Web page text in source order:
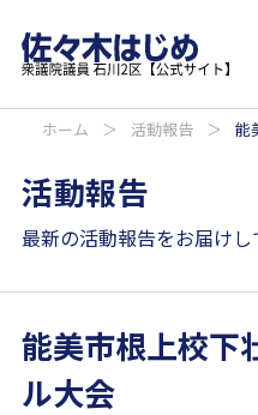
ホーム ＞ 活動報告 ＞ 能
活動報告
最新の活動報告をお届けし
能美市根上校下
ル大会